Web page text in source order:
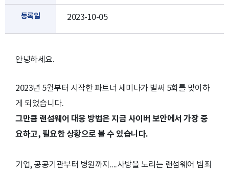
등록일 2023-10-05
안녕하세요.
2023년 5월부터 시작한 파트너 세미나가 벌써 5회를 맞이하
게 되었습니다.
그만큼 랜섬웨어 대응 방법은 지금 사이버 보안에서 가장 중
요하고, 필요한 상황으로 볼 수 있습니다.
기업, 공공기관부터 병원까지....사방을 노리는 랜섬웨어 범죄